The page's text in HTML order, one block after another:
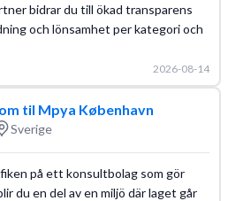
bidrar du till ökad transparens
och lönsamhet per kategori och
2026-08-14
til Mpya København
Sverige
på ett konsultbolag som gör
du en del av en miljö där laget går